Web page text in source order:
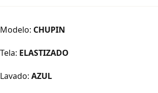
Modelo: CHUPIN
Tela: ELASTIZADO
Lavado: AZUL